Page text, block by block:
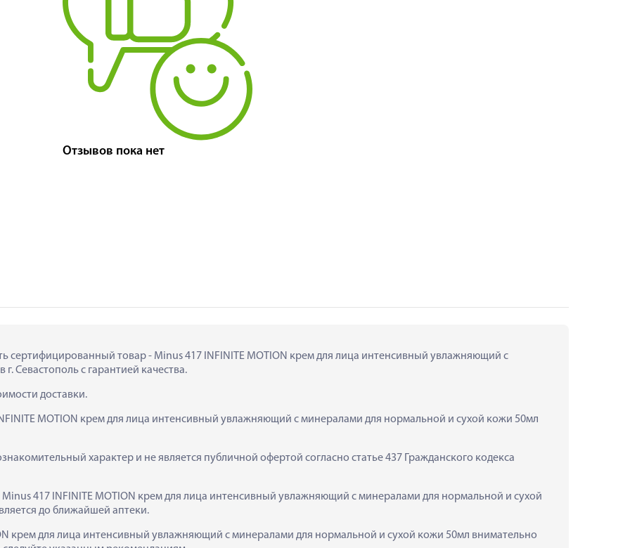
Отзывов пока нет
сертифицированный товар - Minus 417 INFINITE MOTION крем для лица интенсивный увлажняющий с
Севастополь с гарантией качества.
доставки.
MOTION крем для лица интенсивный увлажняющий с минералами для нормальной и сухой кожи 50мл
характер и не является публичной офертой согласно статье 437 Гражданского кодекса
417 INFINITE MOTION крем для лица интенсивный увлажняющий с минералами для нормальной и сухой
до ближайшей аптеки.
крем для лица интенсивный увлажняющий с минералами для нормальной и сухой кожи 50мл внимательно